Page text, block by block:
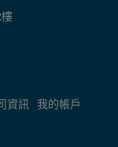
資訊 我的帳戶